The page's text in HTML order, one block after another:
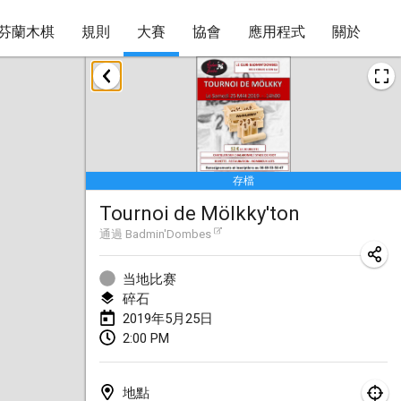
蘭木棋 規則 大賽 協會 應用程式 關於
存檔
Tournoi de Mölkky'ton
通過 Badmin'Dombes
当地比赛
碎石
2019年5月25日
2:00 PM
地點
2019年1月
New Year's Throw Mölkky
2019年1月1日 |捷克共和國
Tournoi Mixte ASPTTOM
2019年1月20日| 法國
Tournoi d'Hiver
2019年1月26日
Liekki Cup
2019年1月26日